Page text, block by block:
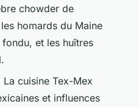
chowder de
homards du Maine
et les huîtres
La cuisine Tex-Mex
et influences